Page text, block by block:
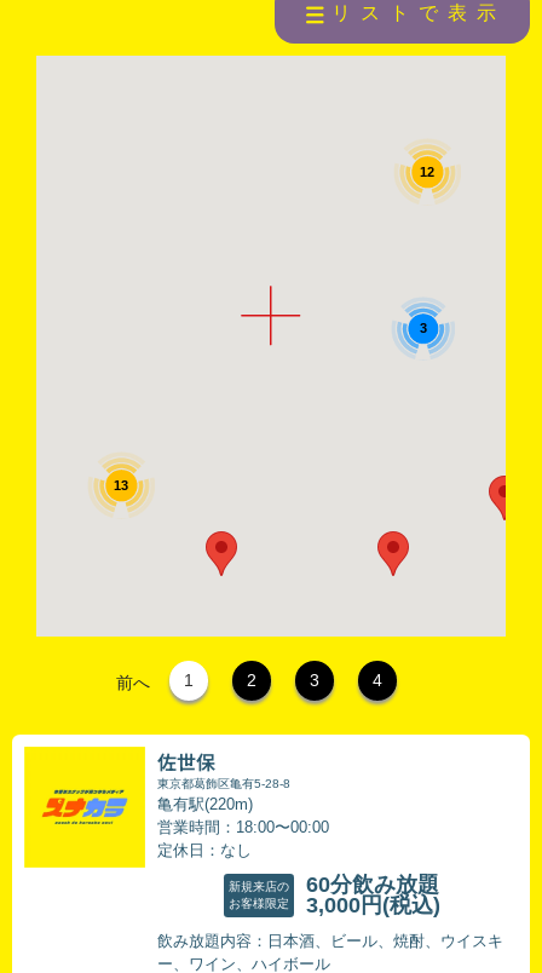
リストで表示
3
13
12
前へ 1 2 3 4
佐世保
東京都葛飾区亀有5-28-8
亀有駅(220m)
営業時間：18:00〜00:00
定休日：なし
新規来店の
お客様限定
60分飲み放題
3,000円 (税込)
飲み放題内容：日本酒、ビール、焼酎、ウイスキ
ー、ワイン、ハイボール